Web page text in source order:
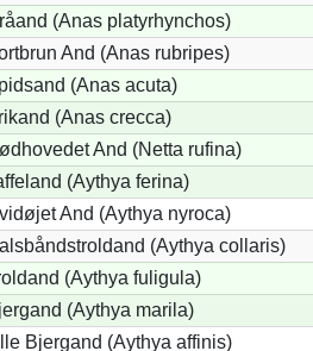
(Anas platyrhynchos)
And (Anas rubripes)
(Anas acuta)
(Anas crecca)
And (Netta rufina)
(Aythya ferina)
And (Aythya nyroca)
(Aythya collaris)
(Aythya fuligula)
(Aythya marila)
Bjergand (Aythya affinis)